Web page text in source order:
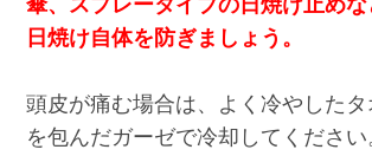
傘、スプレータイプの日焼け止め
日焼け自体を防ぎましょう。
頭皮が痛む場合は、よく冷やしたタ
を包んだガーゼで冷却してください